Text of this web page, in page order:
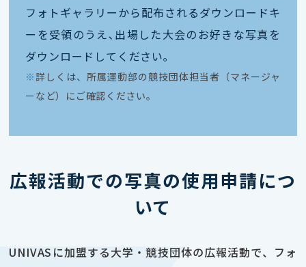
フォトギャラリーから配布されるダウンロードキ
ーを受領のうえ､出場した大会のお好きな写真を
ダウンロードしてください｡
※ 詳しくは、所属運動部の競技団体担当者（マネージャ
ーなど）にご確認ください。
広報活動での写真の使用申請につ
いて
UNIVASに加盟する大学・競技団体の広報活動で、フォ